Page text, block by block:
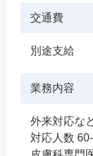
交通費
別途支給
業務内容
外来対応な
対応人数